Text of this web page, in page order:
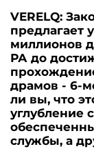
VERELQ:
предлагает
миллионов
РА до
драмов - 6-
ли вы, что
углубление
службы, а